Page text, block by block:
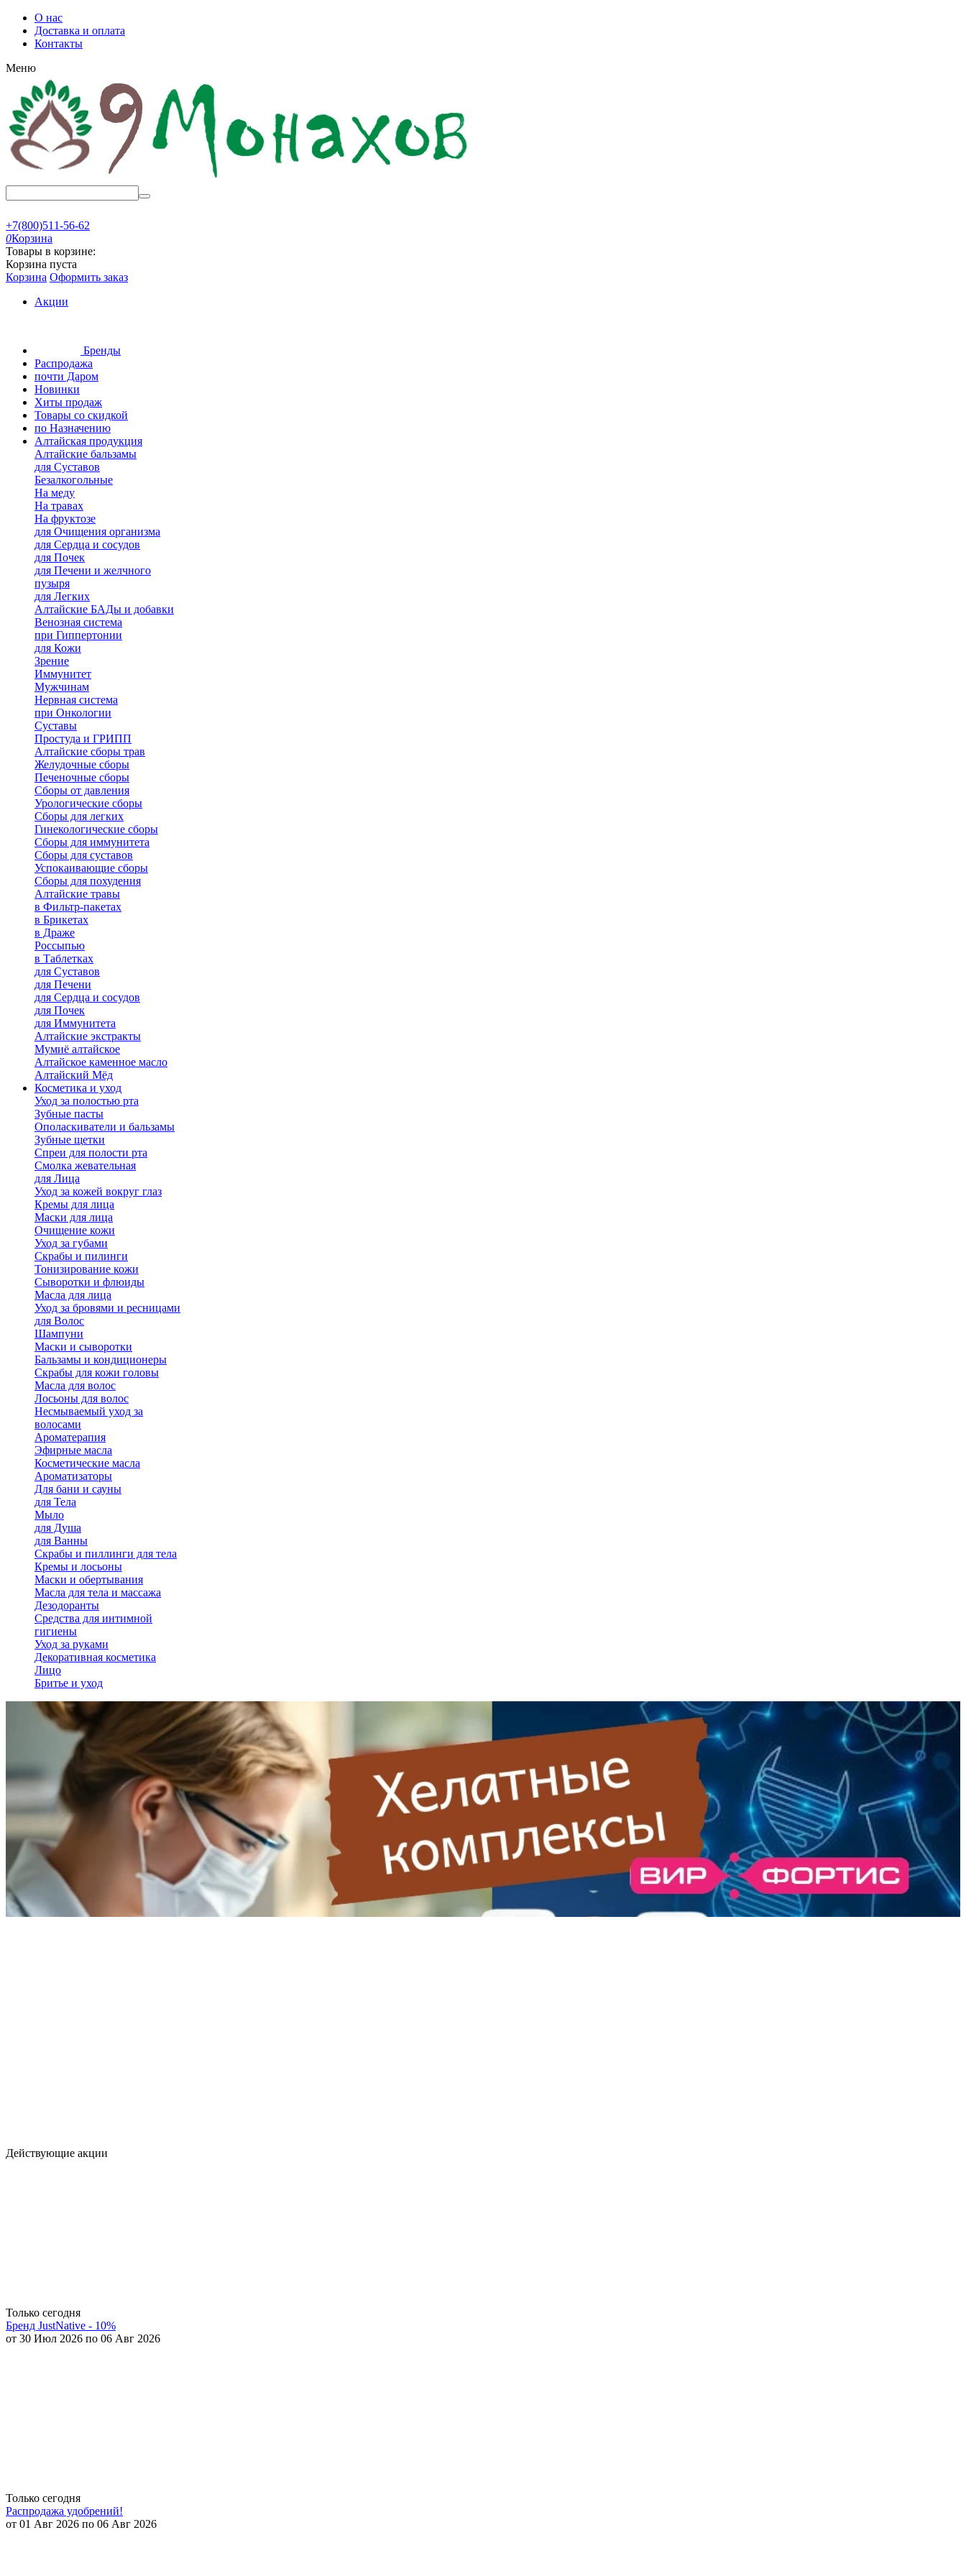
О нас
Доставка и оплата
Контакты
Меню
+7(800)511-56-62
0Корзина
Товары в корзине:
Корзина пуста
Корзина Оформить заказ
Акции
Бренды
Распродажа
почти Даром
Новинки
Хиты продаж
Товары со скидкой
по Назначению
Алтайская продукция
Алтайские бальзамы
для Суставов
Безалкогольные
На меду
На травах
На фруктозе
для Очищения организма
для Сердца и сосудов
для Почек
для Печени и желчного
пузыря
для Легких
Алтайские БАДы и добавки
Венозная система
при Гиппертонии
для Кожи
Зрение
Иммунитет
Мужчинам
Нервная система
при Онкологии
Суставы
Простуда и ГРИПП
Алтайские сборы трав
Желудочные сборы
Печеночные сборы
Сборы от давления
Урологические сборы
Сборы для легких
Гинекологические сборы
Сборы для иммунитета
Сборы для суставов
Успокаивающие сборы
Сборы для похудения
Алтайские травы
в Фильтр-пакетах
в Брикетах
в Драже
Россыпью
в Таблетках
для Cуставов
для Печени
для Сердца и сосудов
для Почек
для Иммунитета
Алтайские экстракты
Мумиё алтайское
Алтайское каменное масло
Алтайский Мёд
Косметика и уход
Уход за полостью рта
Зубные пасты
Ополаскиватели и бальзамы
Зубные щетки
Спреи для полости рта
Смолка жевательная
для Лица
Уход за кожей вокруг глаз
Кремы для лица
Маски для лица
Очищение кожи
Уход за губами
Скрабы и пилинги
Тонизирование кожи
Сыворотки и флюиды
Масла для лица
Уход за бровями и ресницами
для Волос
Шампуни
Маски и сыворотки
Бальзамы и кондиционеры
Скрабы для кожи головы
Масла для волос
Лосьоны для волос
Несмываемый уход за
волосами
Ароматерапия
Эфирные масла
Косметические масла
Ароматизаторы
Для бани и сауны
для Тела
Мыло
для Душа
для Ванны
Скрабы и пиллинги для тела
Кремы и лосьоны
Маски и обертывания
Масла для тела и массажа
Дезодоранты
Средства для интимной
гигиены
Уход за руками
Декоративная косметика
Лицо
Бритье и уход
Действующие акции
Только сегодня
Бренд JustNative - 10%
от 30 Июл 2026 по 06 Авг 2026
Только сегодня
Распродажа удобрений!
от 01 Авг 2026 по 06 Авг 2026